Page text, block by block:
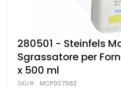
Zum
Anfang
der
Bildgalerie
springen
280501 - Steinfels
Sgrassatore per
x 500 ml
SKU MCP007562